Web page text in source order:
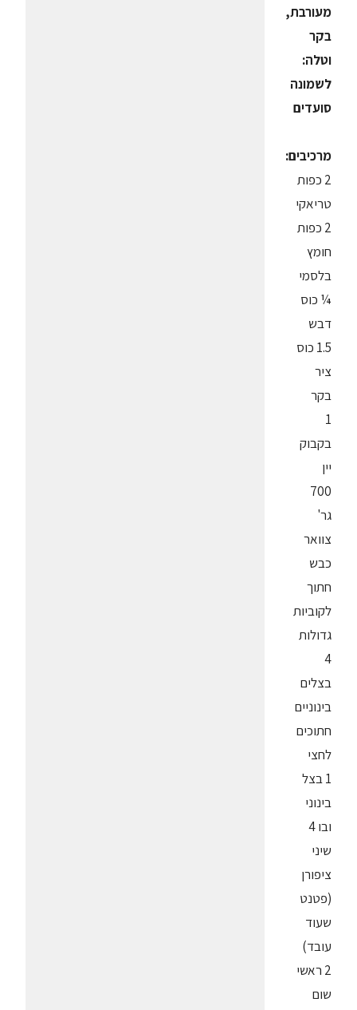
מעורבת,
בקר
וטלה:
לשמונה
סועדים
מרכיבים:
2 כפות
טריאקי
2 כפות
חומץ
בלסמי
¼ כוס
דבש
1.5 כוס
ציר
בקר
1
בקבוק
יין
700
גר'
צוואר
כבש
חתוך
לקוביות
גדולות
4
בצלים
בינוניים
חתוכים
לחצי
1 בצל
בינוני
ובו 4
שיני
ציפורן
(פטנט
שעוד
עובד)
2 ראשי
שום